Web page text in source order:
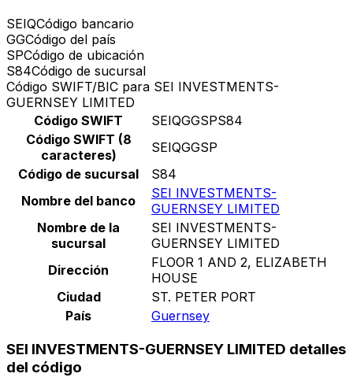
SEIQCódigo bancario
GGCódigo del país
SPCódigo de ubicación
S84Código de sucursal
Código SWIFT/BIC para SEI INVESTMENTS-
GUERNSEY LIMITED
Código SWIFT
SEIQGGSPS84
Código SWIFT (8
caracteres)
SEIQGGSP
Código de sucursal
S84
Nombre del banco
SEI INVESTMENTS-
GUERNSEY LIMITED
Nombre de la
sucursal
SEI INVESTMENTS-
GUERNSEY LIMITED
Dirección
FLOOR 1 AND 2, ELIZABETH
HOUSE
Ciudad
ST. PETER PORT
País
Guernsey
SEI INVESTMENTS-GUERNSEY LIMITED detalles
del código